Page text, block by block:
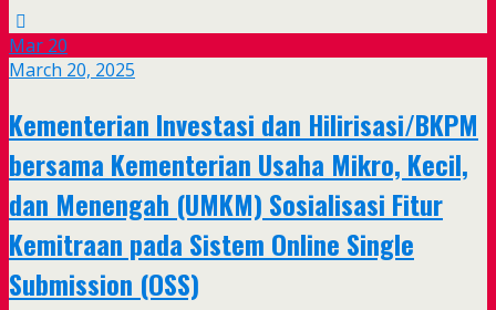
Mar 20
March 20, 2025
Kementerian Investasi dan Hilirisasi/BKPM
bersama Kementerian Usaha Mikro, Kecil,
dan Menengah (UMKM) Sosialisasi Fitur
Kemitraan pada Sistem Online Single
Submission (OSS)